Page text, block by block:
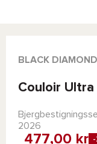
BLACK DIAMOND
Couloir Ultra
2026
477,00 kr